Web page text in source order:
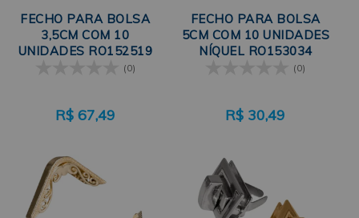
FECHO PARA BOLSA
3,5CM COM 10
UNIDADES RO152519
(0)
R$ 67,49
FECHO PARA BOLSA
5CM COM 10 UNIDADES
NÍQUEL RO153034
(0)
R$ 30,49